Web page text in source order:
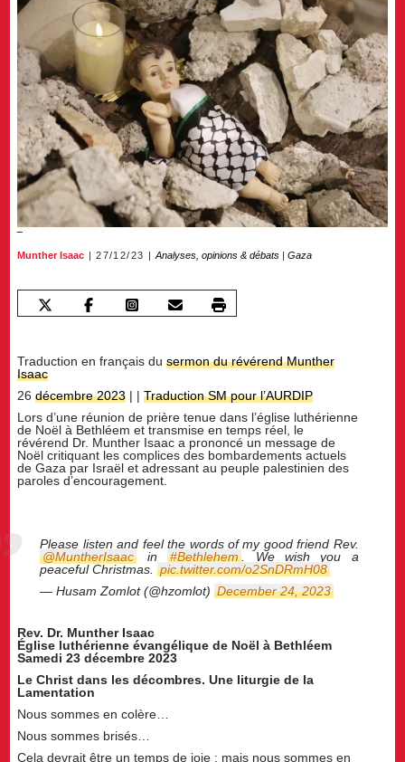
Munther Isaac 27/12/23 Analyses, opinions & débats |Gaza
Traduction en français dusermon du révérend Munther
Isaac
26décembre 2023 | |Traduction SM pour l’AURDIP
Lors d’une réunion de prière tenue dans l’église luthérienne
de Noël à Bethléem et transmise en temps réel, le
révérend Dr. Munther Isaac a prononcé un message de
Noël critiquant les complices des bombardements actuels
de Gaza par Israël et adressant au peuple palestinien des
paroles d’encouragement.
Please listen and feel the words of my good friend Rev.
@MuntherIsaac
in#Bethlehem. We wish you a
peaceful Christmas.pic.twitter.com/o2SnDRmH08
— Husam Zomlot (@hzomlot)December 24, 2023
Rev. Dr. Munther Isaac
Église luthérienne évangélique de Noël à Bethléem
Samedi 23 décembre 2023
Le Christ dans les décombres. Une liturgie de la
Lamentation
Nous sommes en colère…
Nous sommes brisés…
Cela devrait être un temps de joie ; mais nous sommes en